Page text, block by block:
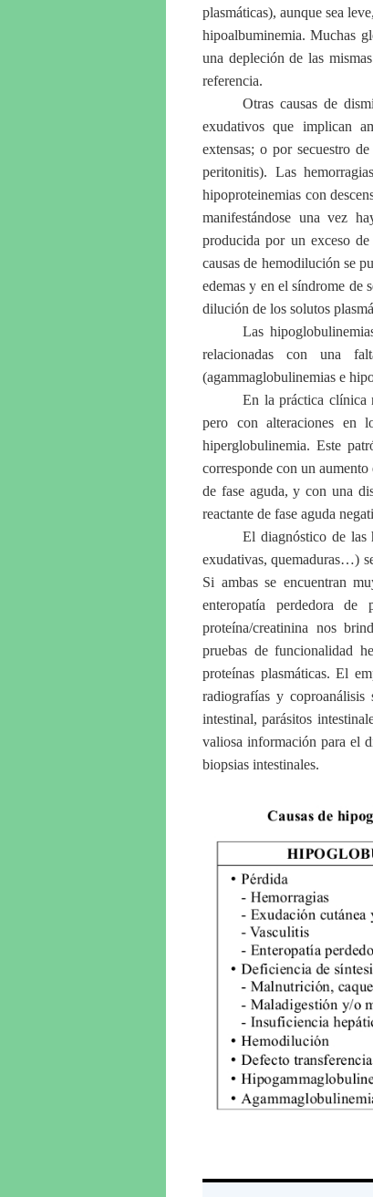
plasmáticas), aunque sea
hipoalbuminemia. Muchas
una depleción de las
referencia.
Otras causas de
exudativos que implican
extensas; o por secuestro
peritonitis). Las
hipoproteinemias con
manifestándose una vez
producida por un exceso
causas de hemodilución se
edemasy en el síndrome de
dilución de los solutos
Las
relacionadas con una
(agammaglobulinemias e
En la práctica clínica
pero con alteraciones en
hiperglobulinemia. Este
corresponde con un
de fase aguda, y con una
reactante de fase aguda
El diagnóstico de las
exudativas, quemaduras…)
Si ambas se encuentran
enteropatía perdedora
proteína/creatinina nos
pruebas de funcionalidad
proteínas plasmáticas. El
radiografías y
intestinal, parásitos
valiosa información para el
biopsias intestinales.